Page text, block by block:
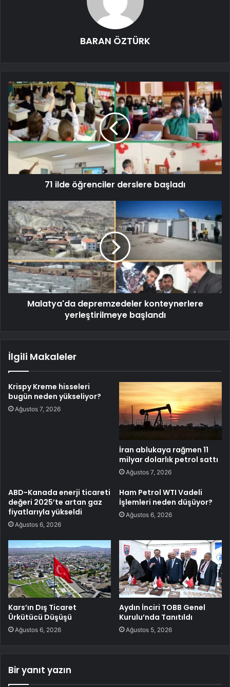
BARAN ÖZTÜRK
71 ilde öğrenciler derslere başladı
Malatya'da depremzedeler konteynerlere
yerleştirilmeye başlandı
İlgili Makaleler
Krispy Kreme hisseleri
bugün neden yükseliyor?
Ağustos 7, 2026
İran ablukaya rağmen 11
milyar dolarlık petrol sattı
Ağustos 7, 2026
ABD-Kanada enerji ticareti
değeri 2025’te artan gaz
fiyatlarıyla yükseldi
Ağustos 6, 2026
Ham Petrol WTI Vadeli
İşlemleri neden düşüyor?
Ağustos 6, 2026
Kars’ın Dış Ticaret
Ürkütücü Düşüşü
Ağustos 6, 2026
Aydın İnciri TOBB Genel
Kurulu’nda Tanıtıldı
Ağustos 5, 2026
Bir yanıt yazın